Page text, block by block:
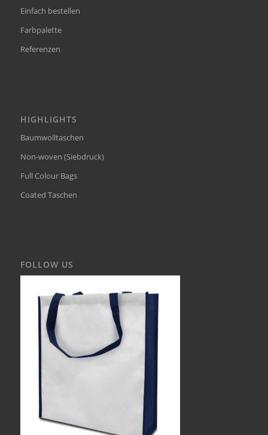
Einfach bestellen
Farbpalette
Referenzen
HIGHLIGHTS
Baumwolltaschen
Non-woven (Siebdruck)
Full Colour Bags
Coated Taschen
FOLLOW US